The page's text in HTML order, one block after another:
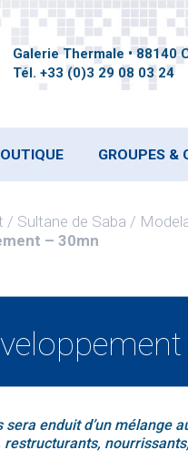
Galerie Thermale • 88140
Tél. +33 (0)3 29 08 03 24
GROUPES &
Sultane de Saba
– 30mn
sera enduit d’un mélange
restructurants,